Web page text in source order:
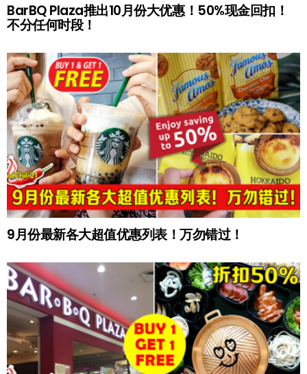
BarBQ Plaza推出10月份大优惠！50%现金回扣！
不分任何时段！
9月份最新各大超值优惠列表！万勿错过！